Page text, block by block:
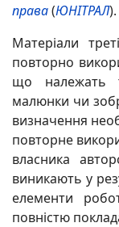
права(ЮНІТРАЛ).
Матеріали
повторно
що належать
малюнки чи
визначення
повторне
власника
виникають у
елементи
повністю